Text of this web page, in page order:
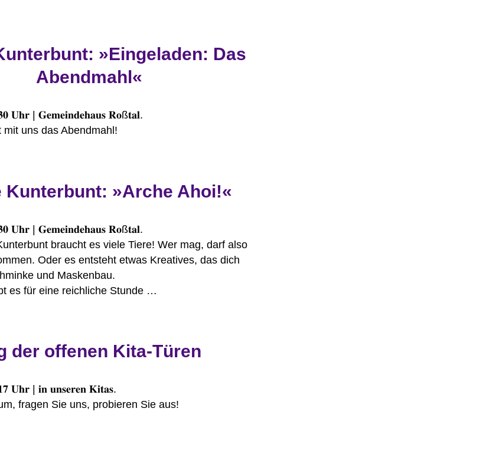
»Eingeladen: Das
Abendmahl«
𝐔𝐡𝐫 | 𝐆𝐞𝐦𝐞𝐢𝐧𝐝𝐞𝐡𝐚𝐮𝐬 𝐑𝐨ß𝐭𝐚𝐥.
uns das Abendmahl!
Kunterbunt: »Arche Ahoi!«
𝐔𝐡𝐫 | 𝐆𝐞𝐦𝐞𝐢𝐧𝐝𝐞𝐡𝐚𝐮𝐬 𝐑𝐨ß𝐭𝐚𝐥.
braucht es viele Tiere! Wer mag, darf also
Oder es entsteht etwas Kreatives, das dich
und Maskenbau.
es für eine reichliche Stunde …
der offenen Kita-Türen
𝐔𝐡𝐫 | 𝐢𝐧 𝐮𝐧𝐬𝐞𝐫𝐞𝐧 𝐊𝐢𝐭𝐚𝐬.
fragen Sie uns, probieren Sie aus!